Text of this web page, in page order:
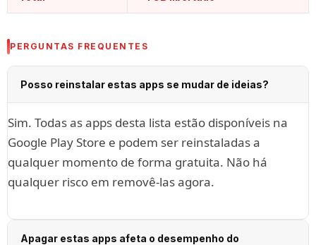
PERGUNTAS FREQUENTES
Posso reinstalar estas apps se mudar de ideias?
Sim. Todas as apps desta lista estão disponíveis na
Google Play Store e podem ser reinstaladas a
qualquer momento de forma gratuita. Não há
qualquer risco em removê-las agora.
Apagar estas apps afeta o desempenho do